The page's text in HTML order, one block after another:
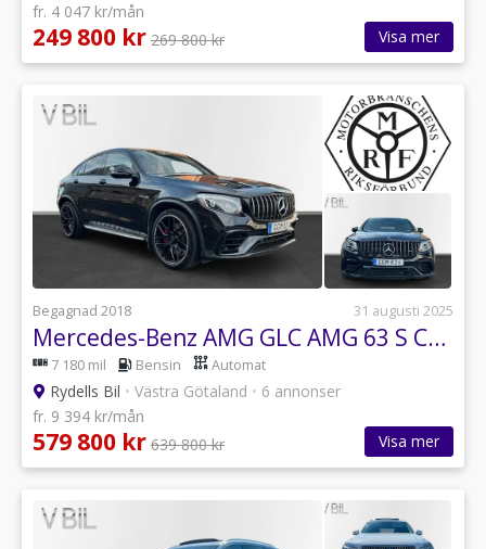
fr. 4 047 kr/mån
249 800 kr 269 800 kr Visa mer
Begagnad 2018 31 augusti 2025
Mercedes-Benz AMG GLC AMG 63 S Coupé 4MATIC+ "SE SPEC"
7 180 mil Bensin Automat
Rydells Bil • Västra Götaland • 6 annonser
fr. 9 394 kr/mån
579 800 kr 639 800 kr Visa mer